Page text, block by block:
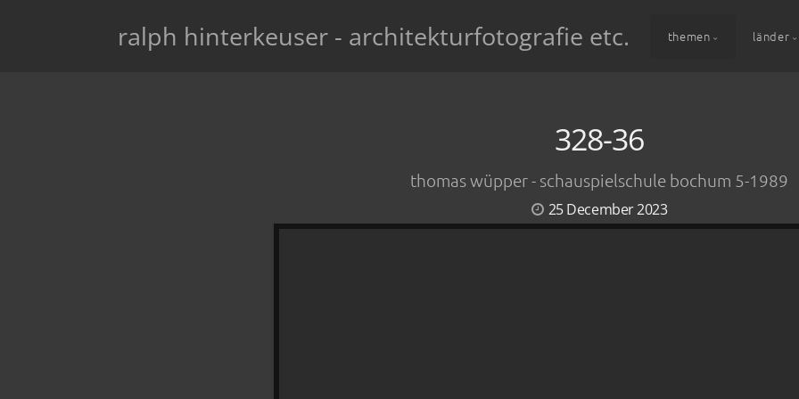
ralph hinterkeuser - architekturfotografie etc. themen länder
328-36
thomas wüpper - schauspielschule bochum 5-1989
25 December 2023